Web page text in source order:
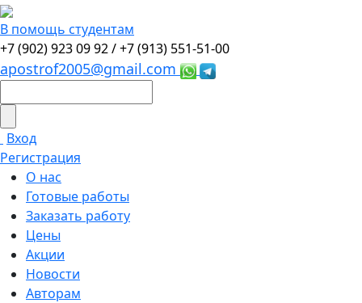
В помощь студентам
+7 (902) 923 09 92 /+7 (913) 551-51-00
apostrof2005@gmail.com
Вход
Регистрация
О нас
Готовые работы
Заказать работу
Цены
Акции
Новости
Авторам